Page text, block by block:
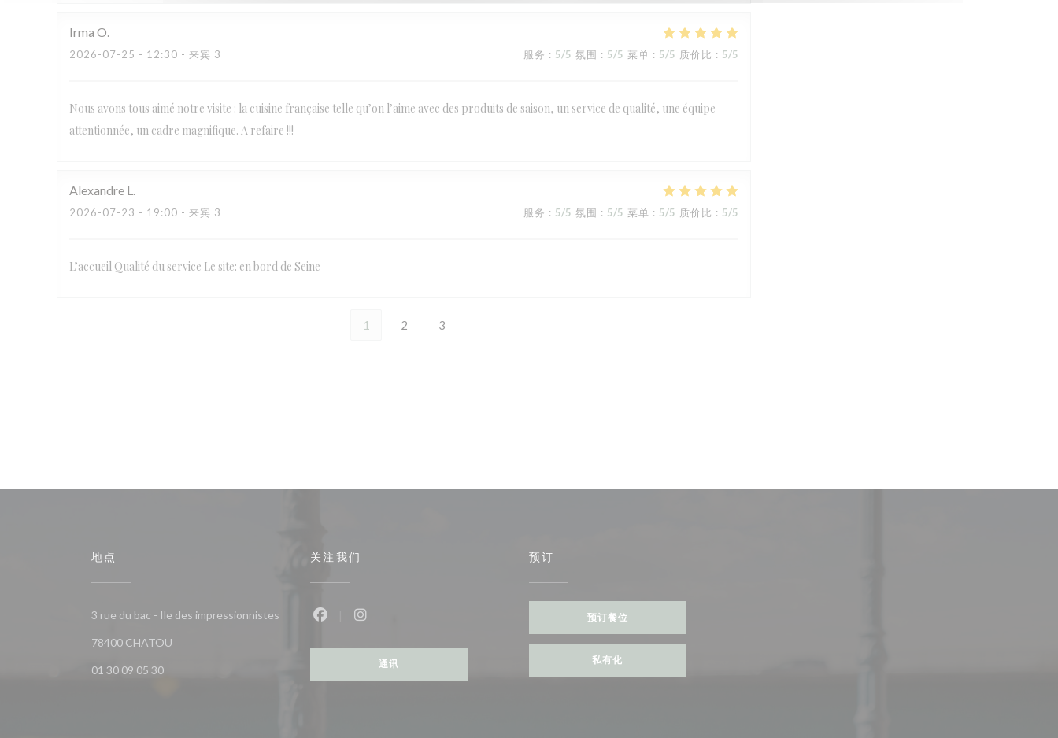
Irma O
2026-07-25 - 12:30 - 来宾 3 服务 : 5/5 氛围 : 5/5 菜单 : 5/5 质价比 : 5/5
Nous avons tous aimé notre visite : la cuisine française telle qu’on l’aime avec des produits de saison, un service de qualité, une équipe
attentionnée, un cadre magnifique. A refaire !!!
Alexandre L
2026-07-23 - 19:00 - 来宾 3 服务 : 5/5 氛围 : 5/5 菜单 : 5/5 质价比 : 5/5
L’accueil Qualité du service Le site: en bord de Seine
1 2 3
地点
3 rue du bac - Ile des impressionnistes
78400 CHATOU((在新窗口中打开))
01 30 09 05 30
关注我们
通讯
预订
预订餐位
私有化